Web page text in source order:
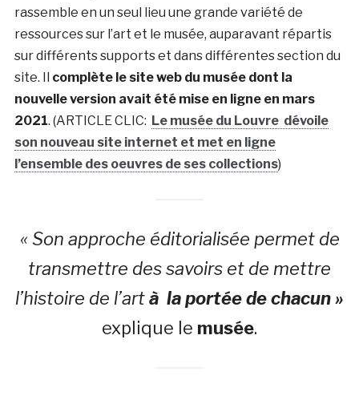
rassemble en un seul lieu une grande variété de
ressources sur l’art et le musée, auparavant répartis
sur différents supports et dans différentes section du
site. Il complète le site web du musée dont la
nouvelle version avait été mise en ligne en mars
2021. (ARTICLE CLIC: Le musée du Louvre dévoile
son nouveau site internet et met en ligne
l’ensemble des oeuvres de ses collections)
« Son approche éditorialisée permet de
transmettre des savoirs et de mettre
l’histoire de l’artà la portée de chacun »
explique le musée.